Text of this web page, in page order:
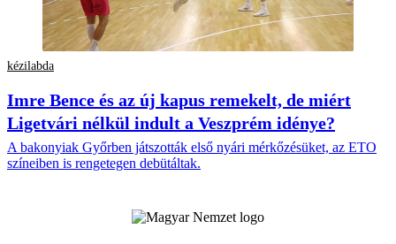
kézilabda
Imre Bence és az új kapus remekelt, de miért
Ligetvári nélkül indult a Veszprém idénye?
A bakonyiak Győrben játszották első nyári mérkőzésüket, az ETO
színeiben is rengetegen debütáltak.